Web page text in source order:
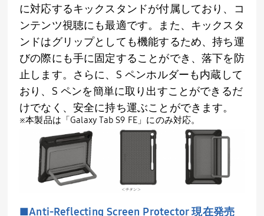
に対応するキックスタンドが付属しており、コ
ンテンツ視聴にも最適です。また、キックスタ
ンドはグリップとしても機能するため、持ち運
びの際にも手に固定することができ、落下を防
止します。さらに、S ペンホルダーも内蔵して
おり、S ペンを簡単に取り出すことができるだ
けでなく、安全に持ち運ぶことができます。
※本製品は「Galaxy Tab S9 FE」にのみ対応。
■Anti-Reflecting Screen Protector 現在発売